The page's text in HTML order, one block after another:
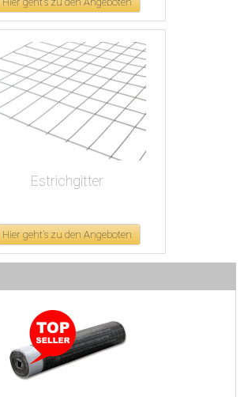
Estrichgitter
Hier geht's zu den Angeboten